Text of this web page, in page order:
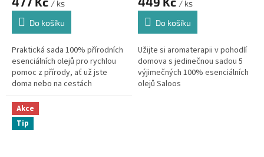
/ ks
Do košíku
Praktická sada 100% přírodních
esenciálních olejů pro rychlou
pomoc z přírody, ať už jste
doma nebo na cestách
/ ks
Do košíku
Užijte si aromaterapii v pohodlí
domova s jedinečnou sadou 5
výjimečných 100% esenciálních
olejů Saloos
Akce
Tip